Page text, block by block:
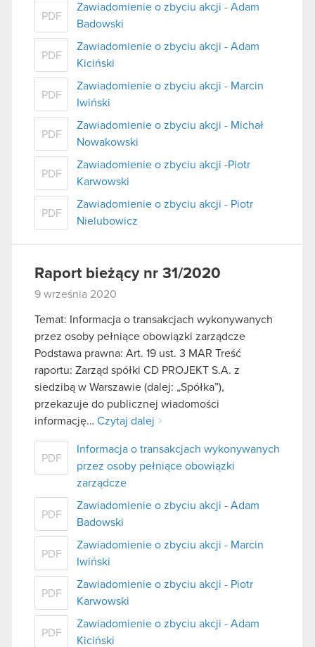
PDF
Zawiadomienie o zbyciu akcji - Adam
Badowski
PDF
Zawiadomienie o zbyciu akcji - Adam
Kiciński
PDF
Zawiadomienie o zbyciu akcji - Marcin
Iwiński
PDF
Zawiadomienie o zbyciu akcji - Michał
Nowakowski
PDF
Zawiadomienie o zbyciu akcji -Piotr
Karwowski
PDF
Zawiadomienie o zbyciu akcji - Piotr
Nielubowicz
Raport bieżący nr 31/2020
9 września 2020
Temat: Informacja o transakcjach wykonywanych
przez osoby pełniące obowiązki zarządcze
Podstawa prawna: Art. 19 ust. 3 MAR Treść
raportu: Zarząd spółki CD PROJEKT S.A. z
siedzibą w Warszawie (dalej: „Spółka”),
przekazuje do publicznej wiadomości
informację… Czytaj dalej
PDF
Informacja o transakcjach wykonywanych
przez osoby pełniące obowiązki
zarządcze
PDF
Zawiadomienie o zbyciu akcji - Adam
Badowski
PDF
Zawiadomienie o zbyciu akcji - Marcin
Iwiński
PDF
Zawiadomienie o zbyciu akcji - Piotr
Karwowski
PDF
Zawiadomienie o zbyciu akcji - Adam
Kiciński